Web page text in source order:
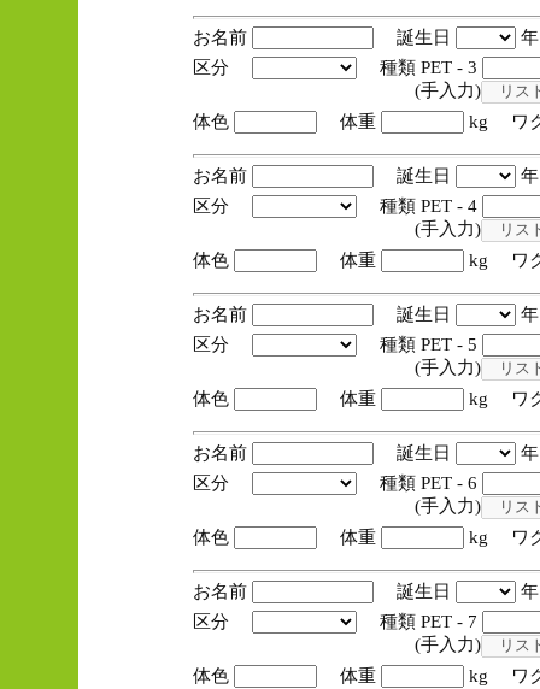
お名前 誕生日
区分
種類 PET - 3
(手入力)
体色
体重 kg ワ
お名前 誕生日
区分
種類 PET - 4
(手入力)
体色
体重 kg ワ
お名前 誕生日
区分
種類 PET - 5
(手入力)
体色
体重 kg ワ
お名前 誕生日
区分
種類 PET - 6
(手入力)
体色
体重 kg ワ
お名前 誕生日
区分
種類 PET - 7
(手入力)
体色
体重 kg ワ